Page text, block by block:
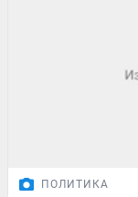
ПОЛИТИКА